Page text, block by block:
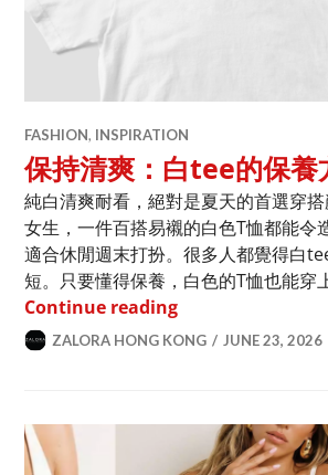
FASHION, INSPIRATION
保持清爽：白tee的保養
純白清爽耐看，絕對是夏天的首選穿
女生，一件百搭易襯的白色T恤都能令
適合休閒週末打扮。很多人都覺得白
短。只要懂得保養，白色的T恤也能穿
Continue reading保持清爽：白tee的
ZALORA HONG KONG JUNE 23, 2026